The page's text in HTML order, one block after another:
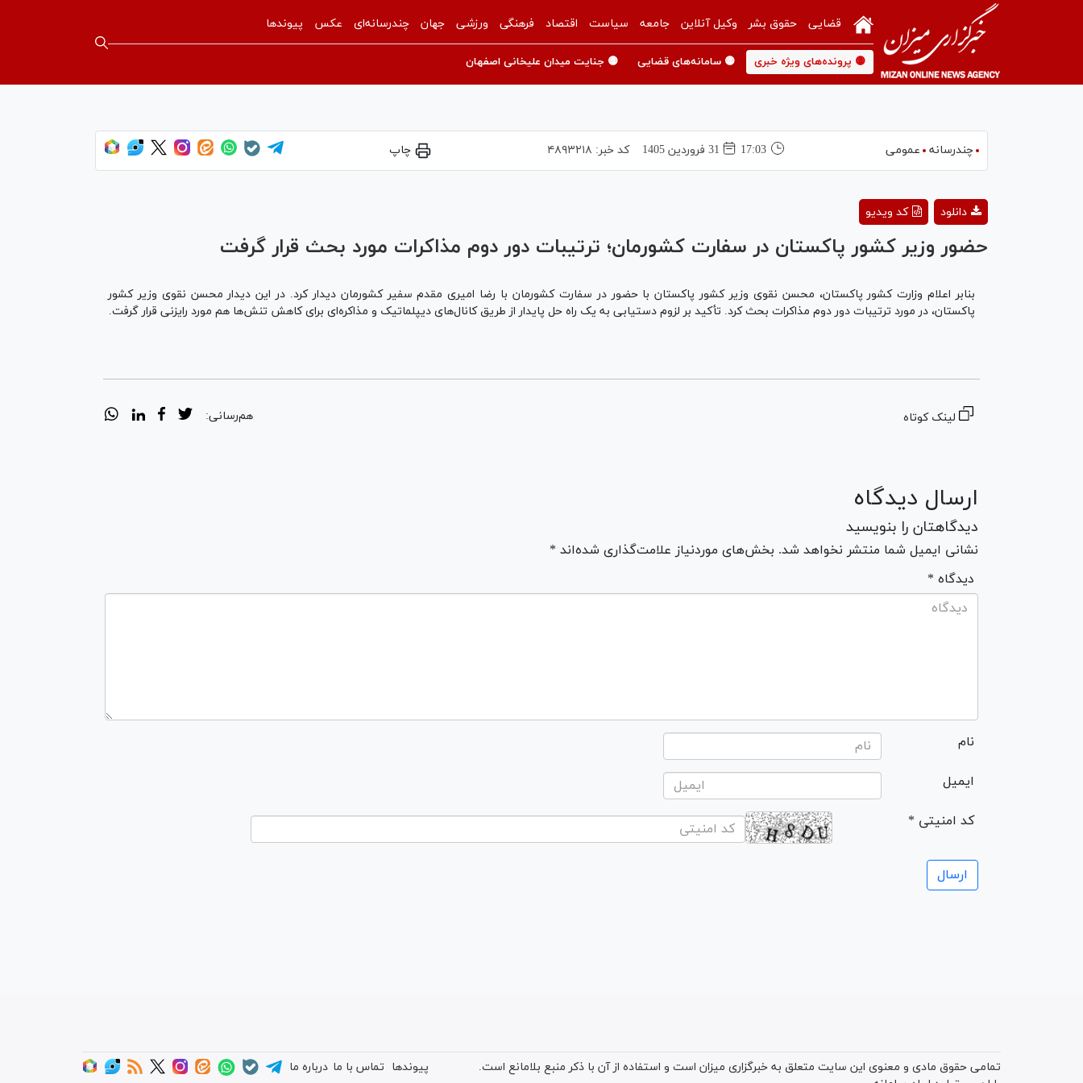
قضایی حقوق بشر وکیل آنلاین جامعه سیاست اقتصاد فرهنگی ورزشی جهان چندرسانه‌ای عکس پیوندها
🟡 پرونده‌های ویژه خبری 🟡 سامانه‌های قضایی 🟡 جنایت میدان علیخانی اصفهان
چندرسانه عمومی 17:03 31 فروردين 1405 کد خبر: ۴۸۹۳۲۱۸ چاپ
Video
کد ویدیو دانلود
حضور وزیر کشور پاکستان در سفارت کشورمان؛ ترتیبات دور دوم مذاکرات مورد بحث قرار گرفت
بنابر اعلام وزارت کشور پاکستان، محسن نقوی وزیر کشور پاکستان با حضور در سفارت کشورمان با رضا امیری مقدم سفیر کشورمان دیدار کرد. در این دیدار محسن نقوی وزیر کشور
پاکستان، در مورد ترتیبات دور دوم مذاکرات بحث کرد. تأکید بر لزوم دستیابی به یک راه حل پایدار از طریق کانال‌های دیپلماتیک و مذاکره‌ای برای کاهش تنش‌ها هم مورد رایزنی قرار گرفت.
لینک کوتاه هم‌رسانی:
ارسال دیدگاه
دیدگاهتان را بنویسید
نشانی ایمیل شما منتشر نخواهد شد. بخش‌های موردنیاز علامت‌گذاری شده‌اند *
* دیدگاه
نام
ایمیل
* کد امنیتی
تمامی حقوق مادی و معنوی این سایت متعلق به خبرگزاری میزان است و استفاده از آن با ذکر منبع بلامانع است.
پیوندها تماس با ما درباره ما